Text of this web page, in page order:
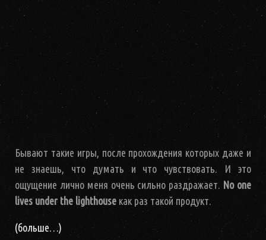
Бывают такие игры, после прохождения которых даже и
не знаешь, что думать и что чувствовать. И это
ощущение лично меня очень сильно раздражает. No one
lives under the lighthouse как раз такой продукт.
(больше…)